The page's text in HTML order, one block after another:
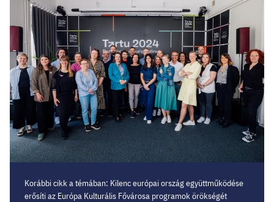
Korábbi cikk a témában: Kilenc európai ország együttműködése
erősíti az Európa Kulturális Fővárosa programok örökségét